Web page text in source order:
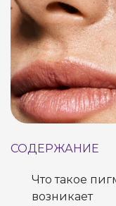
СОДЕРЖАНИЕ
Что такое
возникает